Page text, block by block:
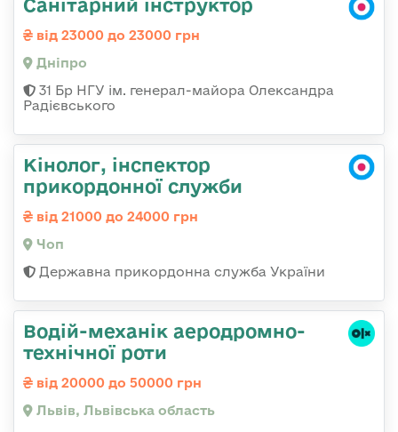
Санітарний інструктор
від 23000 до 23000 грн
Дніпро
31 Бр НГУ ім. генерал-майора Олександра
Радієвського
Кінолог, інспектор
прикордонної служби
від 21000 до 24000 грн
Чоп
Державна прикордонна служба України
Водій-механік аеродромно-
технічної роти
від 20000 до 50000 грн
Львів, Львівська область